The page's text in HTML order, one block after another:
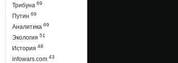
Трибуна 69
Путин 69
Аналитика 69
Экология 51
История 48
infowars.com 43